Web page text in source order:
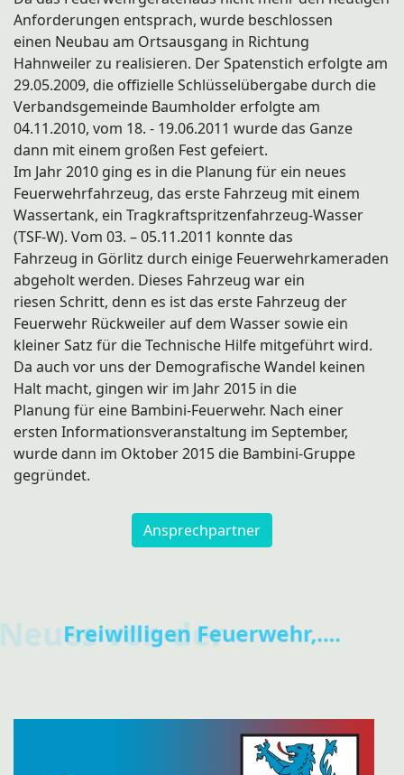
Anforderungen entsprach, wurde beschlossen
einen Neubau am Ortsausgang in Richtung
Hahnweiler zu realisieren. Der Spatenstich erfolgte am
29.05.2009, die offizielle Schlüsselübergabe durch die
Verbandsgemeinde Baumholder erfolgte am
04.11.2010, vom 18. - 19.06.2011 wurde das Ganze
dann mit einem großen Fest gefeiert.
Im Jahr 2010 ging es in die Planung für ein neues
Feuerwehrfahrzeug, das erste Fahrzeug mit einem
Wassertank, ein Tragkraftspritzenfahrzeug-Wasser
(TSF-W). Vom 03. – 05.11.2011 konnte das
Fahrzeug in Görlitz durch einige Feuerwehrkameraden
abgeholt werden. Dieses Fahrzeug war ein
riesen Schritt, denn es ist das erste Fahrzeug der
Feuerwehr Rückweiler auf dem Wasser sowie ein
kleiner Satz für die Technische Hilfe mitgeführt wird.
Da auch vor uns der Demografische Wandel keinen
Halt macht, gingen wir im Jahr 2015 in die
Planung für eine Bambini-Feuerwehr. Nach einer
ersten Informationsveranstaltung im September,
wurde dann im Oktober 2015 die Bambini-Gruppe
gegründet.
Ansprechpartner
Neues von der
Freiwilligen Feuerwehr,....